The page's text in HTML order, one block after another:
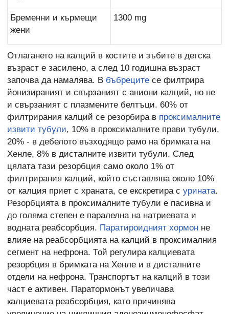
Бременни и кърмещи
жени
1300 mg
Отлагането на калций в костите и зъбите в детска
възраст е засилено, а след 10 годишна възраст
започва да намалява. В бъбреците се филтрира
йонизираният и свързаният с аниони калций, но не
и свързаният с плазмените белтъци. 60% от
филтрирания калций се резорбира в проксималните
извити тубули, 10% в проксималните прави тубули,
20% - в дебелото възходящо рамо на бримката на
Хенле, 8% в дисталните извити тубули. След
цялата тази резорбция само около 1% от
филтрирания калций, който съставлява около 10%
от калция приет с храната, се екскретира с урината.
Резорбцията в проксималните тубули е пасивна и
до голяма степен е паралелна на натриевата и
водната реабсорбция. Паратироидният хормон не
влияе на реабсорбцията на калций в проксималния
сегмент на нефрона. Той регулира калциевата
резорбция в бримката на Хенле и в дисталните
отдели на нефрона. Транспортът на калций в този
част е активен. Паратормонът увеличава
калциевата реабсорбция, като причинява